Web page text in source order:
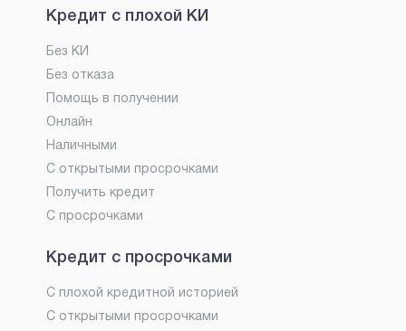
Кредит с плохой КИ
Без КИ
Без отказа
Помощь в получении
Онлайн
Наличными
С открытыми просрочками
Получить кредит
С просрочками
Кредит с просрочками
С плохой кредитной историей
С открытыми просрочками